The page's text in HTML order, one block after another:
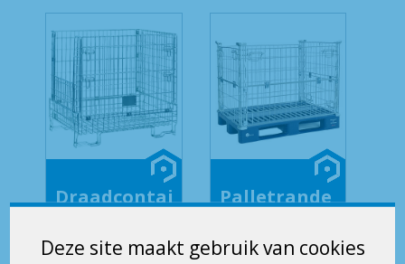
Deze site maakt gebruik van cookies
Draadcontai
Voor
Palletrande
specifiek